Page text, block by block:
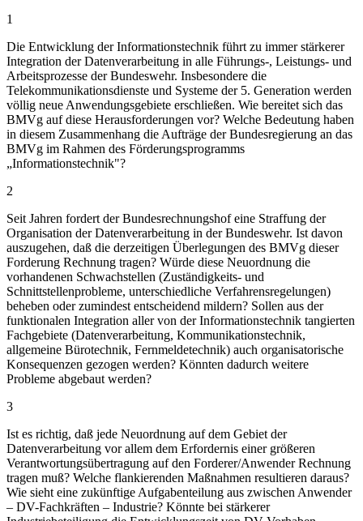
1
Die Entwicklung der Informationstechnik führt zu immer stärkerer
Integration der Datenverarbeitung in alle Führungs-, Leistungs- und
Arbeitsprozesse der Bundeswehr. Insbesondere die
Telekommunikationsdienste und Systeme der 5. Generation werden
völlig neue Anwendungsgebiete erschließen. Wie bereitet sich das
BMVg auf diese Herausforderungen vor? Welche Bedeutung haben
in diesem Zusammenhang die Aufträge der Bundesregierung an das
BMVg im Rahmen des Förderungsprogramms
„Informationstechnik"?
2
Seit Jahren fordert der Bundesrechnungshof eine Straffung der
Organisation der Datenverarbeitung in der Bundeswehr. Ist davon
auszugehen, daß die derzeitigen Überlegungen des BMVg dieser
Forderung Rechnung tragen? Würde diese Neuordnung die
vorhandenen Schwachstellen (Zuständigkeits- und
Schnittstellenprobleme, unterschiedliche Verfahrensregelungen)
beheben oder zumindest entscheidend mildern? Sollen aus der
funktionalen Integration aller von der Informationstechnik tangierten
Fachgebiete (Datenverarbeitung, Kommunikationstechnik,
allgemeine Bürotechnik, Fernmeldetechnik) auch organisatorische
Konsequenzen gezogen werden? Könnten dadurch weitere
Probleme abgebaut werden?
3
Ist es richtig, daß jede Neuordnung auf dem Gebiet der
Datenverarbeitung vor allem dem Erfordernis einer größeren
Verantwortungsübertragung auf den Forderer/Anwender Rechnung
tragen muß? Welche flankierenden Maßnahmen resultieren daraus?
Wie sieht eine zukünftige Aufgabenteilung aus zwischen Anwender
– DV-Fachkräften – Industrie? Könnte bei stärkerer